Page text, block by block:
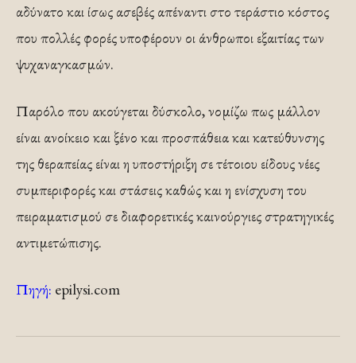
αδύνατο και ίσως ασεβές απέναντι στο τεράστιο κόστος
που πολλές φορές υποφέρουν οι άνθρωποι εξαιτίας των
ψυχαναγκασμών.
Παρόλο που ακούγεται δύσκολο, νομίζω πως μάλλον
είναι ανοίκειο και ξένο και προσπάθεια και κατεύθυνσης
της θεραπείας είναι η υποστήριξη σε τέτοιου είδους νέες
συμπεριφορές και στάσεις καθώς και η ενίσχυση του
πειραματισμού σε διαφορετικές καινούργιες στρατηγικές
αντιμετώπισης.
Πηγή: epilysi.com